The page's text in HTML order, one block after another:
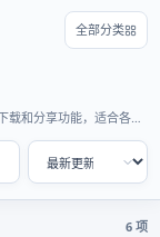
全部分类
载和分享功能，适合各种
6 项